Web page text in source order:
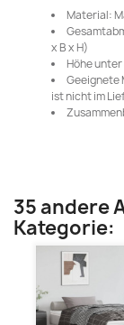
Material:
x B x H)
Höhe
Geeignete
ist nicht im
35 andere
Kategorie: